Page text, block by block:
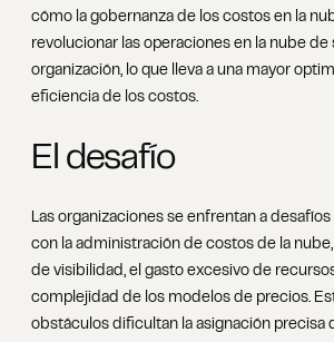
cómo la gobernanza de los costos en la
revolucionar las operaciones en la nube de
organización, lo que lleva a una mayor
eficiencia de los costos.
El desafío
Las organizaciones se enfrentan a
con la administración de costos de la
de visibilidad, el gasto excesivo de
complejidad de los modelos de precios.
obstáculos dificultan la asignación precisa